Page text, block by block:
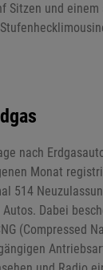
Sitzen und einem
nach
Monat
514
Dabei
(Compressed